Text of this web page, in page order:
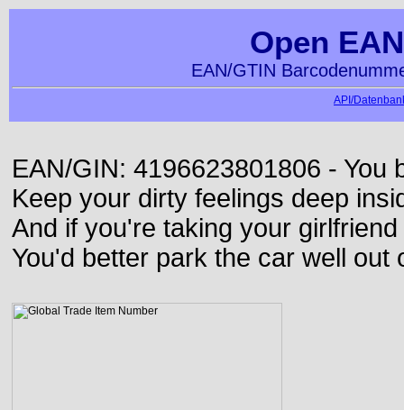
Open
EAN/GTIN
API/
EAN/GIN: 4196623801806 - You
Keep your dirty feelings deep
And if you're taking your
You'd better park the car well out